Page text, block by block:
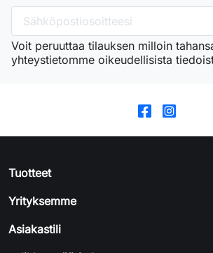
Voit peruuttaa tilauksen milloin
yhteystietomme oikeudellisista
Tuotteet
Yrityksemme
Asiakastili